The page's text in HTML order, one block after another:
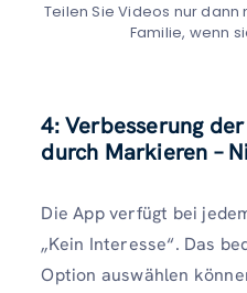
Teilen Sie Videos nur dann
Familie, wenn
4: Verbesserung
durch Markieren –
Die App verfügt bei
„Kein Interesse“. Das
Option auswählen